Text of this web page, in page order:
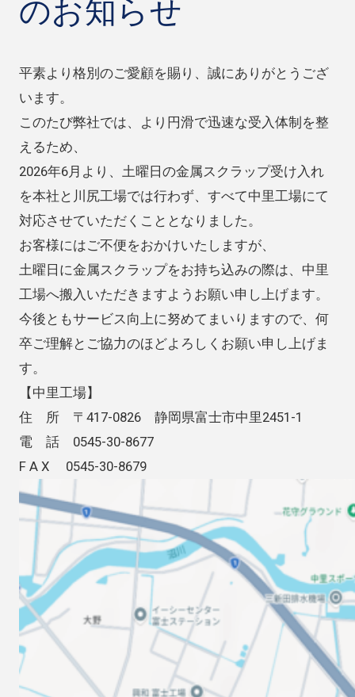
のお知らせ
平素より格別のご愛顧を賜り、誠にありがとうござ
います。
このたび弊社では、より円滑で迅速な受入体制を整
えるため、
2026年6月より、土曜日の金属スクラップ受け入れ
を本社と川尻工場では行わず、すべて中里工場にて
対応させていただくこととなりました。
お客様にはご不便をおかけいたしますが、
土曜日に金属スクラップをお持ち込みの際は、中里
工場へ搬入いただきますようお願い申し上げます。
今後ともサービス向上に努めてまいりますので、何
卒ご理解とご協力のほどよろしくお願い申し上げま
す。
【中里工場】
住 所 〒417-0826 静岡県富士市中里2451-1
電 話 0545-30-8677
F A X 0545-30-8679